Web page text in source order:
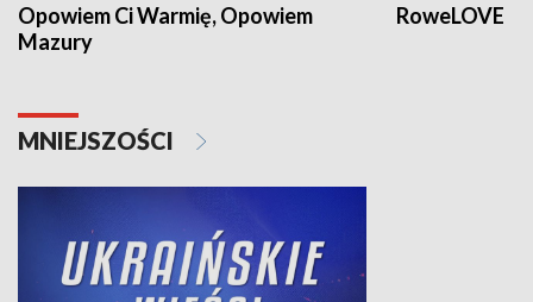
Opowiem Ci Warmię, Opowiem
Mazury
RoweLOVE
MNIEJSZOŚCI